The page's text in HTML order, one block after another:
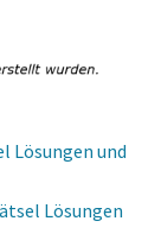
Lösungen und
Lösungen